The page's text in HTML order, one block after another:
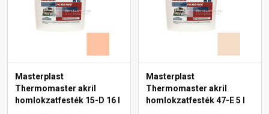
Masterplast
Thermomaster akril
homlokzatfesték 15-D 16 l
Masterplast
Thermomaster akril
homlokzatfesték 47-E 5 l